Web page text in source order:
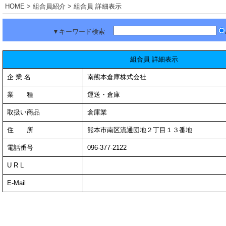
HOME > 組合員紹介 > 組合員 詳細表示
▼キーワード検索
組合員 詳細表示
企 業 名 南熊本倉庫株式会社
業 種 運送・倉庫
取扱い商品 倉庫業
住 所 熊本市南区流通団地２丁目１３番地
電話番号 096-377-2122
U R L
E-Mail